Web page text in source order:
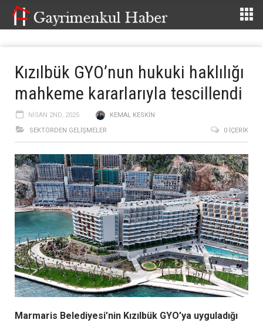
Kızılbük GYO’nun hukuki haklılığı
mahkeme kararlarıyla tescillendi
NISAN 2ND, 2025
KEMAL KESKIN
SEKTÖRDEN GELIŞMELER
0 İÇERIK
Marmaris Belediyesi’nin Kızılbük GYO’ya uyguladığı